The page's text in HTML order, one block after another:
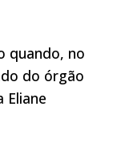
quando, no
do órgão
Eliane